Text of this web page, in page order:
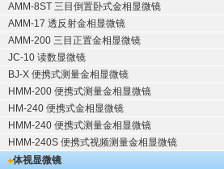
AMM-8ST 三目倒置卧式金相显微镜
AMM-17 透反射金相显微镜
AMM-200 三目正置金相显微镜
JC-10 读数显微镜
BJ-X 便携式测量金相显微镜
HMM-200 便携式测量金相显微镜
HM-240 便携式金相显微镜
HMM-240 便携式测量金相显微镜
HMM-240S 便携式视频测量金相显微镜
体视显微镜